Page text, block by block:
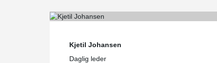
Kjetil Johansen
Daglig leder